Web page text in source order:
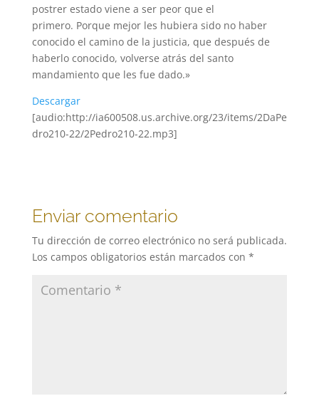
postrer estado viene a ser peor que el
primero. Porque mejor les hubiera sido no haber
conocido el camino de la justicia, que después de
haberlo conocido, volverse atrás del santo
mandamiento que les fue dado.»
Descargar
[audio:http://ia600508.us.archive.org/23/items/2DaPe
dro210-22/2Pedro210-22.mp3]
Enviar comentario
Tu dirección de correo electrónico no será publicada.
Los campos obligatorios están marcados con *